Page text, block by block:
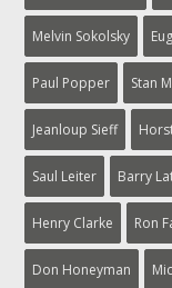
Melvin Sokolsky
Paul Popper Stan
Jeanloup Sieff
Saul Leiter Barry
Henry Clarke Ron
Don Honeyman